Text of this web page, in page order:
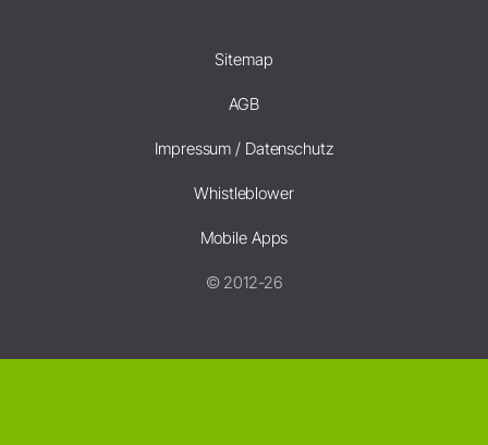
Sitemap
AGB
Impressum / Datenschutz
Whistleblower
Mobile Apps
© 2012-26